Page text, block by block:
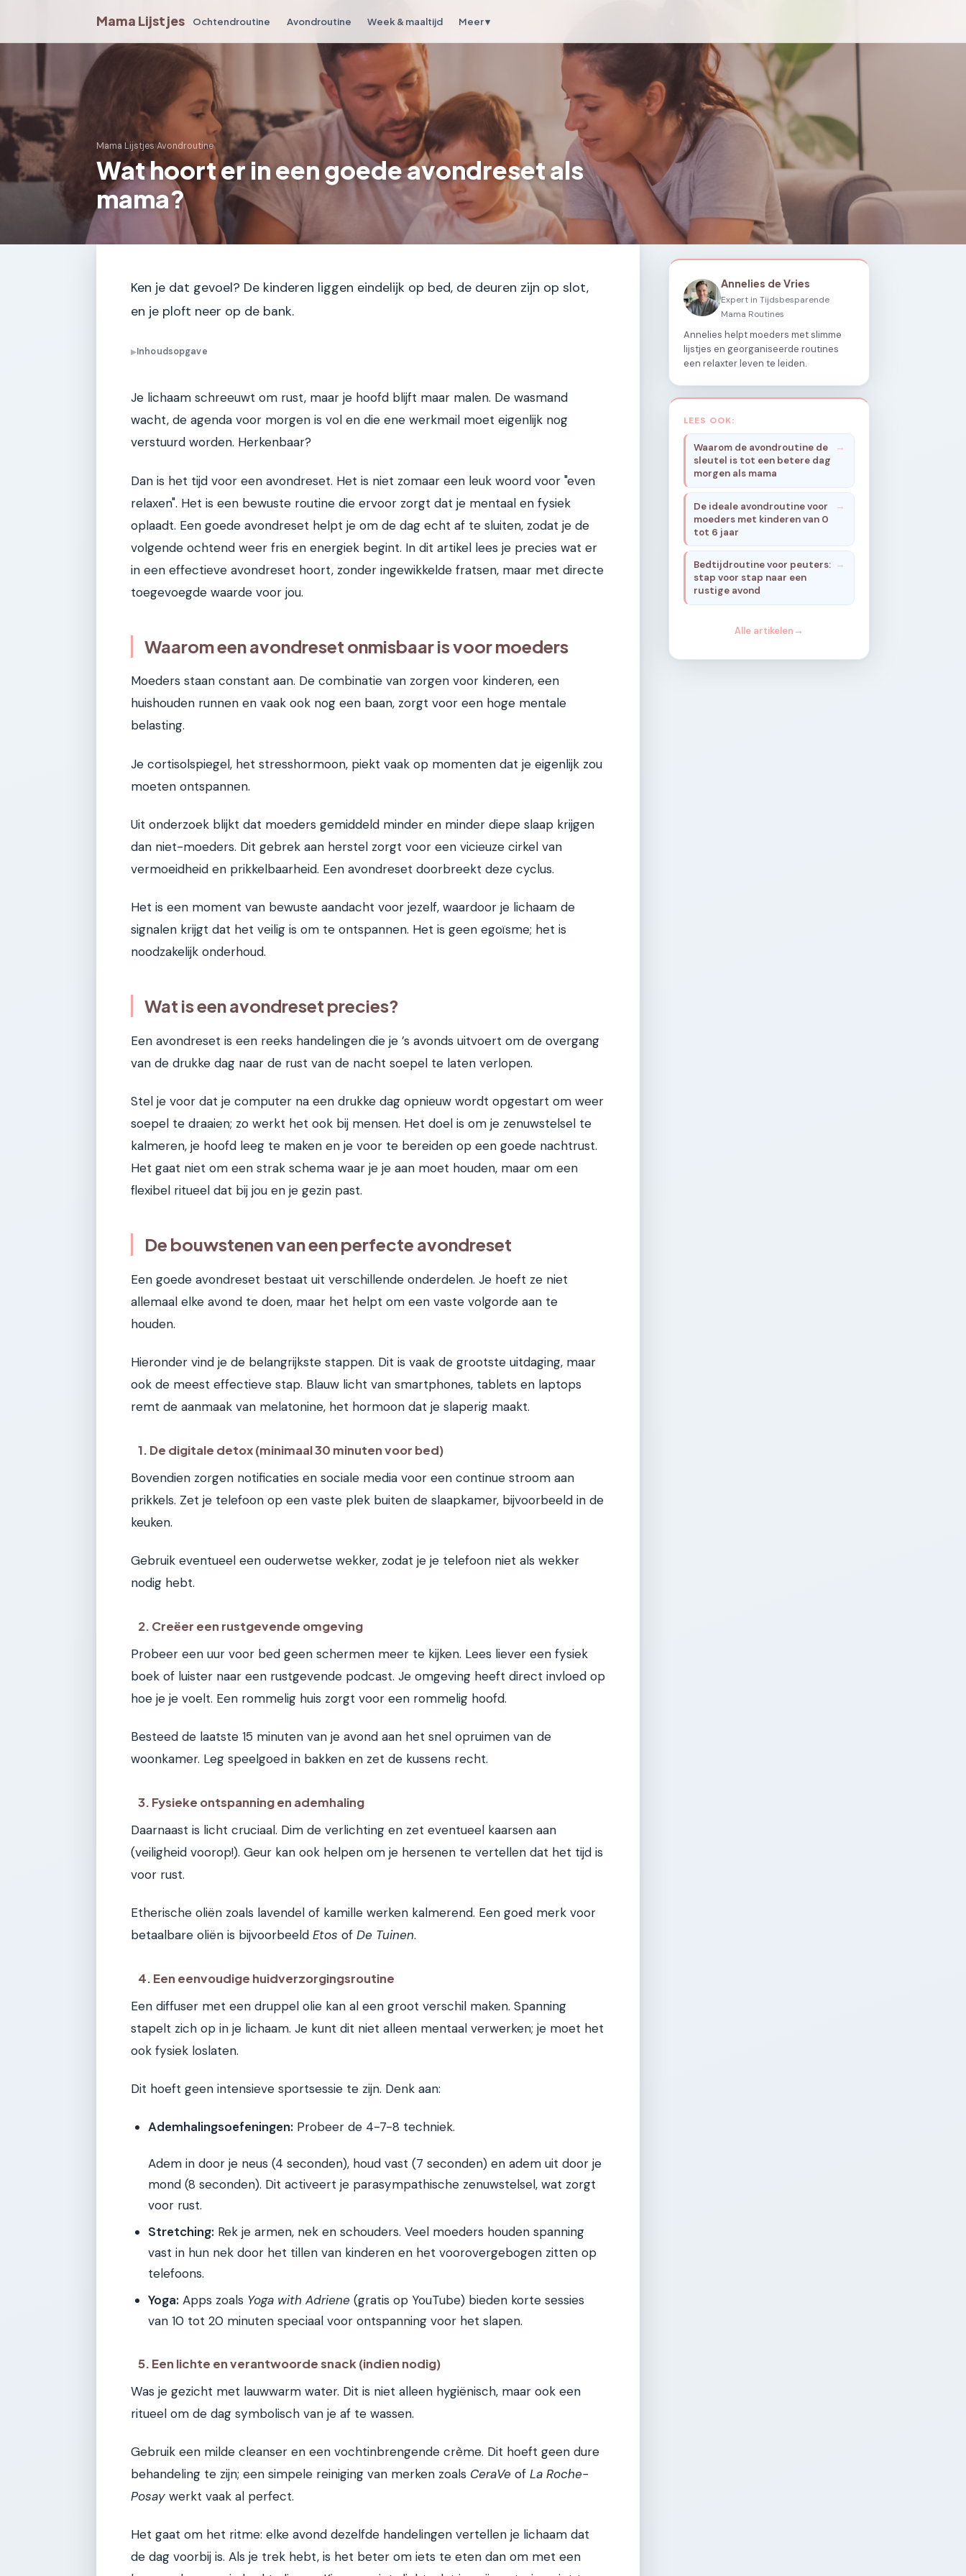
Mama Lijstjes Ochtendroutine Avondroutine Week & maaltijd Meer ▾
Mama Lijstjes›Avondroutine
Wat hoort er in een goede avondreset als
mama?
Ken je dat gevoel? De kinderen liggen eindelijk op bed, de deuren zijn op slot,
en je ploft neer op de bank.
▶Inhoudsopgave
Je lichaam schreeuwt om rust, maar je hoofd blijft maar malen. De wasmand
wacht, de agenda voor morgen is vol en die ene werkmail moet eigenlijk nog
verstuurd worden. Herkenbaar?
Dan is het tijd voor een avondreset. Het is niet zomaar een leuk woord voor "even
relaxen". Het is een bewuste routine die ervoor zorgt dat je mentaal en fysiek
oplaadt. Een goede avondreset helpt je om de dag echt af te sluiten, zodat je de
volgende ochtend weer fris en energiek begint. In dit artikel lees je precies wat er
in een effectieve avondreset hoort, zonder ingewikkelde fratsen, maar met directe
toegevoegde waarde voor jou.
Waarom een avondreset onmisbaar is voor moeders
Moeders staan constant aan. De combinatie van zorgen voor kinderen, een
huishouden runnen en vaak ook nog een baan, zorgt voor een hoge mentale
belasting.
Je cortisolspiegel, het stresshormoon, piekt vaak op momenten dat je eigenlijk zou
moeten ontspannen.
Uit onderzoek blijkt dat moeders gemiddeld minder en minder diepe slaap krijgen
dan niet-moeders. Dit gebrek aan herstel zorgt voor een vicieuze cirkel van
vermoeidheid en prikkelbaarheid. Een avondreset doorbreekt deze cyclus.
Het is een moment van bewuste aandacht voor jezelf, waardoor je lichaam de
signalen krijgt dat het veilig is om te ontspannen. Het is geen egoïsme; het is
noodzakelijk onderhoud.
Wat is een avondreset precies?
Een avondreset is een reeks handelingen die je ’s avonds uitvoert om de overgang
van de drukke dag naar de rust van de nacht soepel te laten verlopen.
Stel je voor dat je computer na een drukke dag opnieuw wordt opgestart om weer
soepel te draaien; zo werkt het ook bij mensen. Het doel is om je zenuwstelsel te
kalmeren, je hoofd leeg te maken en je voor te bereiden op een goede nachtrust.
Het gaat niet om een strak schema waar je je aan moet houden, maar om een
flexibel ritueel dat bij jou en je gezin past.
De bouwstenen van een perfecte avondreset
Een goede avondreset bestaat uit verschillende onderdelen. Je hoeft ze niet
allemaal elke avond te doen, maar het helpt om een vaste volgorde aan te
houden.
Hieronder vind je de belangrijkste stappen. Dit is vaak de grootste uitdaging, maar
ook de meest effectieve stap. Blauw licht van smartphones, tablets en laptops
remt de aanmaak van melatonine, het hormoon dat je slaperig maakt.
1. De digitale detox (minimaal 30 minuten voor bed)
Bovendien zorgen notificaties en sociale media voor een continue stroom aan
prikkels. Zet je telefoon op een vaste plek buiten de slaapkamer, bijvoorbeeld in de
keuken.
Gebruik eventueel een ouderwetse wekker, zodat je je telefoon niet als wekker
nodig hebt.
2. Creëer een rustgevende omgeving
Probeer een uur voor bed geen schermen meer te kijken. Lees liever een fysiek
boek of luister naar een rustgevende podcast. Je omgeving heeft direct invloed op
hoe je je voelt. Een rommelig huis zorgt voor een rommelig hoofd.
Besteed de laatste 15 minuten van je avond aan het snel opruimen van de
woonkamer. Leg speelgoed in bakken en zet de kussens recht.
3. Fysieke ontspanning en ademhaling
Daarnaast is licht cruciaal. Dim de verlichting en zet eventueel kaarsen aan
(veiligheid voorop!). Geur kan ook helpen om je hersenen te vertellen dat het tijd is
voor rust.
Etherische oliën zoals lavendel of kamille werken kalmerend. Een goed merk voor
betaalbare oliën is bijvoorbeeld Etos of De Tuinen.
4. Een eenvoudige huidverzorgingsroutine
Een diffuser met een druppel olie kan al een groot verschil maken. Spanning
stapelt zich op in je lichaam. Je kunt dit niet alleen mentaal verwerken; je moet het
ook fysiek loslaten.
Dit hoeft geen intensieve sportsessie te zijn. Denk aan:
Ademhalingsoefeningen: Probeer de 4-7-8 techniek.
Adem in door je neus (4 seconden), houd vast (7 seconden) en adem uit door je
mond (8 seconden). Dit activeert je parasympathische zenuwstelsel, wat zorgt
voor rust.
Stretching: Rek je armen, nek en schouders. Veel moeders houden spanning
vast in hun nek door het tillen van kinderen en het voorovergebogen zitten op
telefoons.
Yoga: Apps zoals Yoga with Adriene (gratis op YouTube) bieden korte sessies
van 10 tot 20 minuten speciaal voor ontspanning voor het slapen.
5. Een lichte en verantwoorde snack (indien nodig)
Was je gezicht met lauwwarm water. Dit is niet alleen hygiënisch, maar ook een
ritueel om de dag symbolisch van je af te wassen.
Gebruik een milde cleanser en een vochtinbrengende crème. Dit hoeft geen dure
behandeling te zijn; een simpele reiniging van merken zoals CeraVe of La Roche-
Posay werkt vaak al perfect.
Het gaat om het ritme: elke avond dezelfde handelingen vertellen je lichaam dat
de dag voorbij is. Als je trek hebt, is het beter om iets te eten dan om met een
Annelies de Vries
Expert in Tijdsbesparende
Mama Routines
Annelies helpt moeders met slimme
lijstjes en georganiseerde routines
een relaxter leven te leiden.
LEES OOK:
Waarom de avondroutine de
sleutel is tot een betere dag
morgen als mama
De ideale avondroutine voor
moeders met kinderen van 0
tot 6 jaar
Bedtijdroutine voor peuters:
stap voor stap naar een
rustige avond
Alle artikelen